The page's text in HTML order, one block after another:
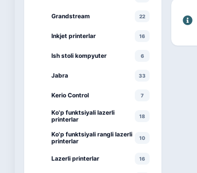
Grandstream 22
Inkjet printerlar 16
Ish stoli kompyuter 6
Jabra 33
Kerio Control 7
Ko'p funktsiyali lazerli
printerlar
18
Ko'p funktsiyali rangli lazerli
printerlar
10
Lazerli printerlar 16